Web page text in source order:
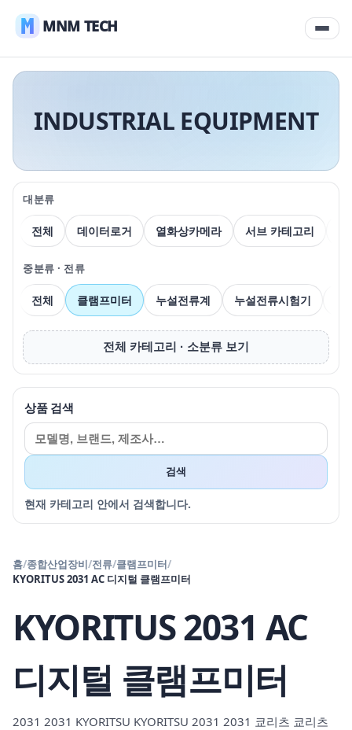
MNM TECH
INDUSTRIAL EQUIPMENT
대분류
전체 데이터로거 열화상카메라 서브 카테고리
중분류 · 전류
전체 클램프미터 누설전류계 누설전류시험기
전체 카테고리 · 소분류 보기
상품 검색
검색
현재 카테고리 안에서 검색합니다.
홈/종합산업장비/전류/클램프미터/
KYORITUS 2031 AC 디지털 클램프미터
KYORITUS 2031 AC
디지털 클램프미터
2031 2031 KYORITSU KYORITSU 2031 2031 쿄리츠 쿄리츠